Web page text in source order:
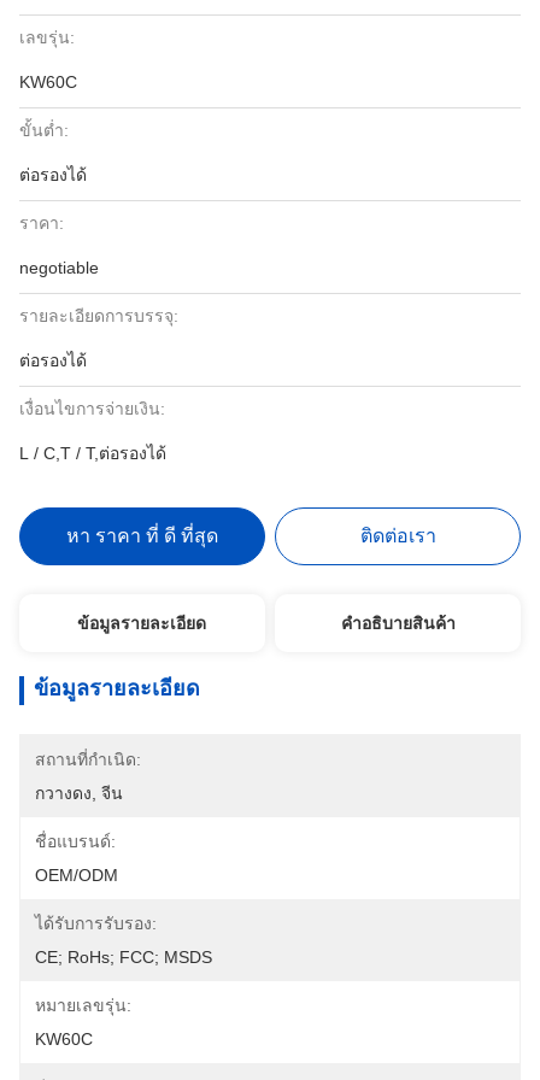
เลขรุ่น:
KW60C
ขั้นต่ำ:
ต่อรองได้
ราคา:
negotiable
รายละเอียดการบรรจุ:
ต่อรองได้
เงื่อนไขการจ่ายเงิน:
L / C,T / T,ต่อรองได้
หา ราคา ที่ ดี ที่สุด ติดต่อเรา
ข้อมูลรายละเอียด คําอธิบายสินค้า
ข้อมูลรายละเอียด
สถานที่กำเนิด:
กวางดง, จีน
ชื่อแบรนด์:
OEM/ODM
ได้รับการรับรอง:
CE; RoHs; FCC; MSDS
หมายเลขรุ่น:
KW60C